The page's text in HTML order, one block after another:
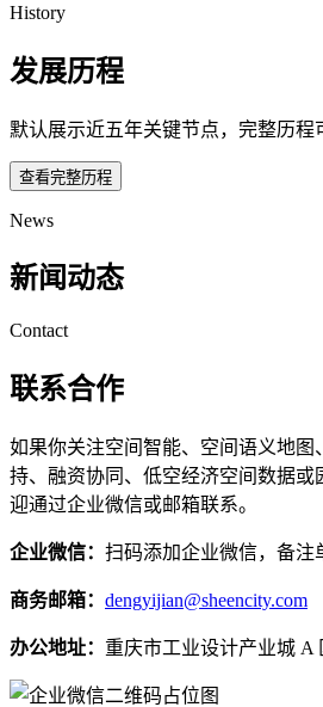
History
发展历程
默认展示近五年关键节点，完整历程
查看完整历程
News
新闻动态
Contact
联系合作
如果你关注空间智能、空间语义地图
持、融资协同、低空经济空间数据或
迎通过企业微信或邮箱联系。
企业微信： 扫码添加企业微信，备注
商务邮箱： dengyijian@sheencity.com
办公地址： 重庆市工业设计产业城 A